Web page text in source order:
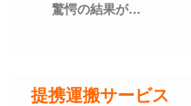
驚愕の結果が…
提携運搬サービス